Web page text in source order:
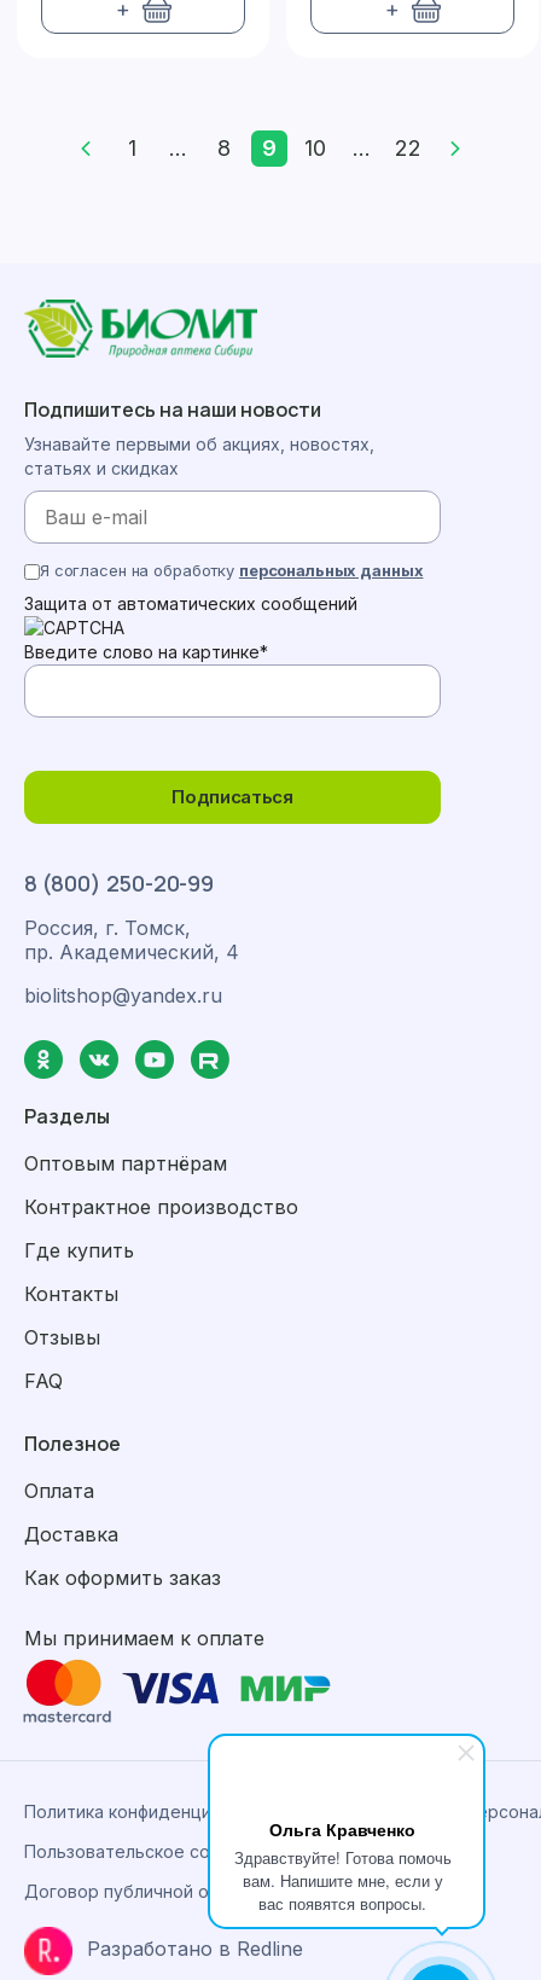
Ольга Кравченко
Здравствуйте! Готова помочь
вам. Напишите мне, если у
вас появятся вопросы.
+ +
1 ... 8 9 10 ... 22
8 (800) 250-20-99
Россия, г. Томск,
пр. Академический, 4
biolitshop@yandex.ru
Разделы
Оптовым партнёрам
Контрактное производство
Где купить
Контакты
Отзывы
FAQ
Полезное
Оплата
Доставка
Как оформить заказ
Мы принимаем к оплате
Подпишитесь на наши новости
Узнавайте первыми об акциях, новостях,
статьях и скидках
Подписаться
Я согласен на обработку персональных данных
Защита от автоматических сообщений
Введите слово на картинке*
Разработано в Redline
Политика конфиденциальности, сбора и обработки
Пользовательское соглашение
Договор публичной оферты